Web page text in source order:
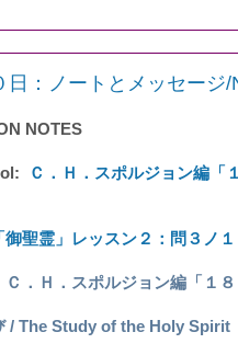
日：ノートとメッセージ
NOTES
Ｃ．Ｈ．スポルジョン編「
御聖霊」レッスン２：問３ノ１
．Ｈ．スポルジョン編「１
/ The Study of the Holy Spirit